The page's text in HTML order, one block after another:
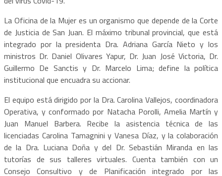
La Oficina de la Mujer es un organismo que depende de la Corte
de Justicia de San Juan. El máximo tribunal provincial, que está
integrado por la presidenta Dra. Adriana García Nieto y los
ministros Dr. Daniel Olivares Yapur, Dr. Juan José Victoria, Dr.
Guillermo De Sanctis y Dr. Marcelo Lima; define la política
institucional que encuadra su accionar.
El equipo está dirigido por la Dra. Carolina Vallejos, coordinadora
Operativa, y conformado por Natacha Porolli, Amelia Martín y
Juan Manuel Barbera. Recibe la asistencia técnica de las
licenciadas Carolina Tamagnini y Vanesa Díaz, y la colaboración
de la Dra. Luciana Doña y del Dr. Sebastián Miranda en las
tutorías de sus talleres virtuales. Cuenta también con un
Consejo Consultivo y de Planificación integrado por las